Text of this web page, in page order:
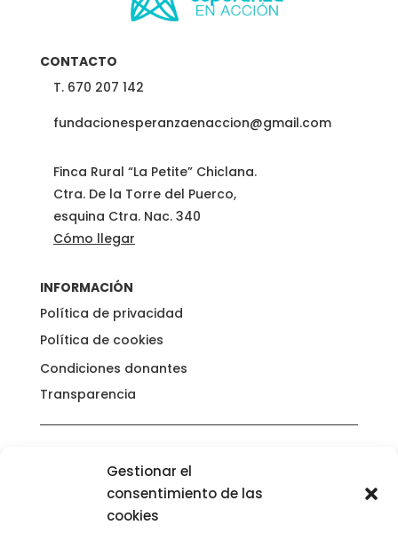
Gestionar el
consentimiento de las
cookies
CONTACTO
T. 670 207 142
fundacionesperanzaenaccion@gmail.com
Finca Rural “La Petite” Chiclana.
Ctra. De la Torre del Puerco,
esquina Ctra. Nac. 340
Cómo llegar
INFORMACIÓN
Política de privacidad
Política de cookies
Condiciones donantes
Transparencia